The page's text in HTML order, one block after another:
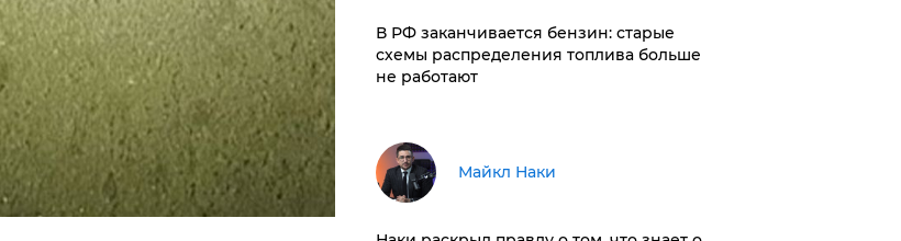
​В РФ заканчивается бензин: старые
схемы распределения топлива больше
не работают
Майкл Наки